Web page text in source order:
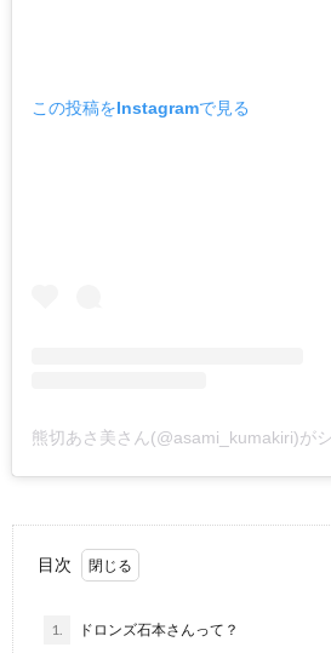
この投稿をInstagramで見る
熊切あさ美さん(@asami_kumakiri)が
目次
1. ドロンズ石本さんって？